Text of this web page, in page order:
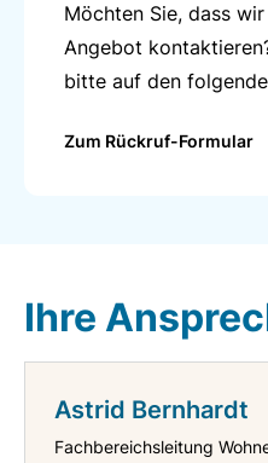
Möchten Sie, dass
Angebot
bitte auf den
Zum Rückruf-Formular
Ihre
Astrid Bernhardt
Fachbereichsleitung